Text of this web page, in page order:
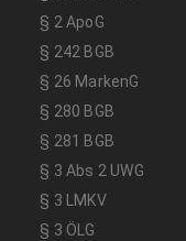
§ 2 ApoG
§ 242 BGB
§ 26 MarkenG
§ 280 BGB
§ 281 BGB
§ 3 Abs 2 UWG
§ 3 LMKV
§ 3 ÖLG